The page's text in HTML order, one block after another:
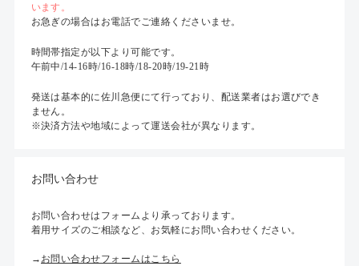
います。
お急ぎの場合はお電話でご連絡くださいませ。
時間帯指定が以下より可能です。
午前中/14-16時/16-18時/18-20時/19-21時
発送は基本的に佐川急便にて行っており、配送業者はお選びでき
ません。
※決済方法や地域によって運送会社が異なります。
お問い合わせ
お問い合わせはフォームより承っております。
着用サイズのご相談など、お気軽にお問い合わせください。
→ お問い合わせフォームはこちら